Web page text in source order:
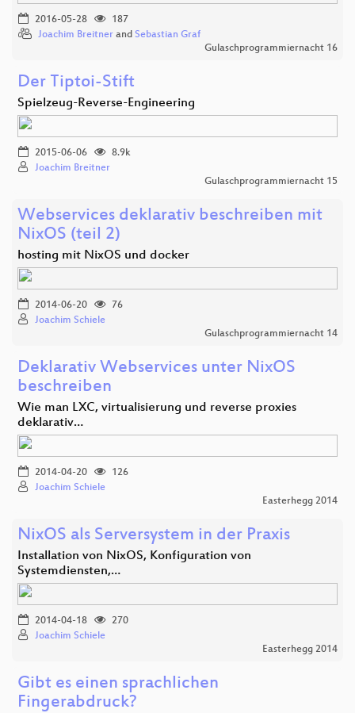
2016-05-28
187
Joachim Breitner and Sebastian Graf
Gulaschprogrammiernacht 16
Der Tiptoi-Stift
Spielzeug-Reverse-Engineering
2015-06-06
8.9k
Joachim Breitner
Gulaschprogrammiernacht 15
Webservices deklarativ beschreiben mit
NixOS (teil 2)
hosting mit NixOS und docker
2014-06-20
76
Joachim Schiele
Gulaschprogrammiernacht 14
Deklarativ Webservices unter NixOS
beschreiben
Wie man LXC, virtualisierung und reverse proxies
deklarativ…
2014-04-20
126
Joachim Schiele
Easterhegg 2014
NixOS als Serversystem in der Praxis
Installation von NixOS, Konfiguration von
Systemdiensten,…
2014-04-18
270
Joachim Schiele
Easterhegg 2014
Gibt es einen sprachlichen
Fingerabdruck?